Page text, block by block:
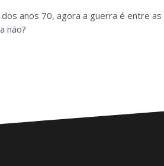
anos 70, agora a guerra é entre
não?